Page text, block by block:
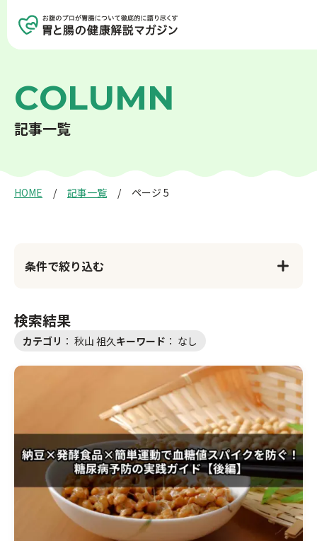
胃の健康
癌について
医師紹介運営会社
お問い合わせ
COLUMN
記事一覧
HOME 記事一覧 ページ 5
条件で絞り込む
検索する
検索結果
カテゴリ ： 秋山 祖久キーワード ： なし